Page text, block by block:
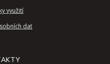
využití
dat